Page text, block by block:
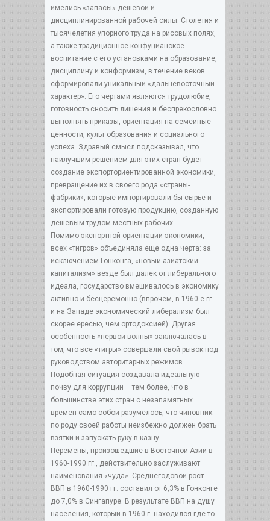
имелись «запасы» дешевой и
дисциплинированной рабочей силы. Столетия и
тысячелетия упорного труда на рисовых полях,
а также традиционное конфуцианское
воспитание с его установками на образование,
дисциплину и конформизм, в течение веков
сформировали уникальный «дальневосточный
характер». Его чертами являются трудолюбие,
готовность сносить лишения и беспрекословно
выполнять приказы, ориентация на семейные
ценности, культ образования и социального
успеха. Здравый смысл подсказывал, что
наилучшим решением для этих стран будет
создание экспорториентированной экономики,
превращение их в своего рода «страны-
фабрики», которые импортировали бы сырье и
экспортировали готовую продукцию, созданную
дешевым трудом местных рабочих.
Помимо экспортной ориентации экономики,
всех «тигров» объединяла еще одна черта: за
исключением Гонконга, «новый азиатский
капитализм» везде был далек от либерального
идеала, государство вмешивалось в экономику
активно и бесцеремонно (впрочем, в 1960-е гг.
и на Западе экономический либерализм был
скорее ересью, чем ортодоксией). Другая
особенность «первой волны» заключалась в
том, что все «тигры» совершали свой рывок под
руководством авторитарных режимов.
Подобная ситуация создавала идеальную
почву для коррупции – тем более, что в
большинстве этих стран с незапамятных
времен само собой разумелось, что чиновник
по роду своей работы неизбежно должен брать
взятки и запускать руку в казну.
Перемены, произошедшие в Восточной Азии в
1960-1990 гг., действительно заслуживают
наименования «чуда». Среднегодовой рост
ВВП в 1960-1990 гг. составил от 6,3% в Гонконге
до 7,0% в Сингапуре. В результате ВВП на душу
населения, который в 1960 г. находился где-то